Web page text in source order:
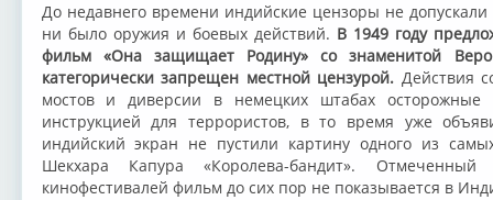
До недавнего времени индийские цензоры не
ни было оружия и боевых действий. В 1949 году
фильм «Она защищает Родину» со знаменитой
категорически запрещен местной цензурой. Действия
мостов и диверсии в немецких штабах
инструкцией для террористов, в то время уже
индийский экран не пустили картину одного из
Шекхара Капура «Королева-бандит».
кинофестивалей фильм до сих пор не показывается в